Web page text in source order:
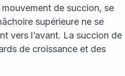
de succion, se
supérieure ne se
vers l’avant. La succion de
de croissance et des